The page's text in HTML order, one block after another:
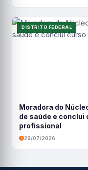
DISTRITO FEDERAL
Moradora do
de saúde e
profissional
29/07/2026